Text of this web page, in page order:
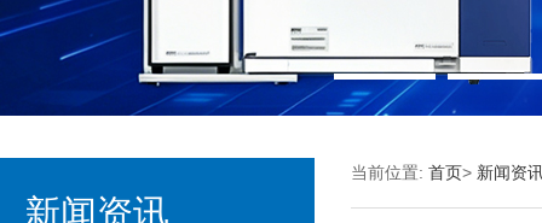
新闻资讯
当前位置: 首页> 新闻资